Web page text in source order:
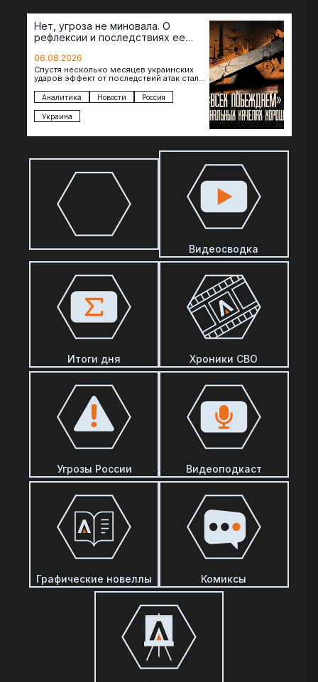
Нет, угроза не миновала. О
рефлексии и последствиях ее
06.08.2026
Спустя несколько месяцев украинских
ударов эффект от последствий атак стал
коллапса розничной торговли не…
Аналитика Новости Россия
Украина
Видеосводка
Итоги дня Хроники СВО
Угрозы России Видеоподкаст
Графические новеллы Комиксы